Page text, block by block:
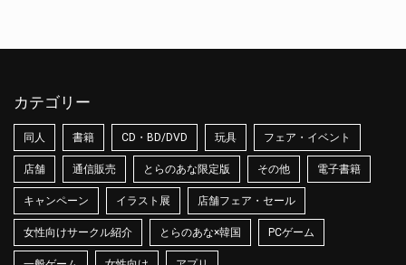
カテゴリー
同人 書籍 CD・BD/DVD 玩具 フェア・イベント
店舗 通信販売 とらのあな限定版 その他 電子書籍
キャンペーン イラスト展 店舗フェア・セール
女性向けサークル紹介 とらのあな×韓国 PCゲーム